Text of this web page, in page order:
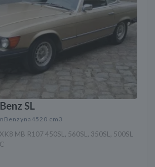
SL
Benzyna 4520 cm3
MB R107 450SL, 560SL, 350SL, 500SL